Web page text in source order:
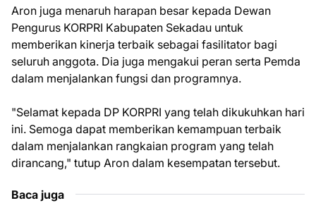
Aron juga menaruh harapan besar kepada Dewan
Pengurus KORPRI Kabupaten Sekadau untuk
memberikan kinerja terbaik sebagai fasilitator bagi
seluruh anggota. Dia juga mengakui peran serta Pemda
dalam menjalankan fungsi dan programnya.
"Selamat kepada DP KORPRI yang telah dikukuhkan hari
ini. Semoga dapat memberikan kemampuan terbaik
dalam menjalankan rangkaian program yang telah
dirancang," tutup Aron dalam kesempatan tersebut.
Baca juga